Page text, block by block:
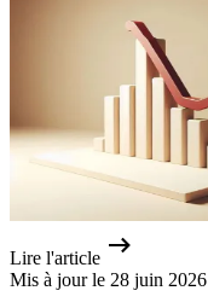
Lire l'article
Mis à jour le 28 juin 2026